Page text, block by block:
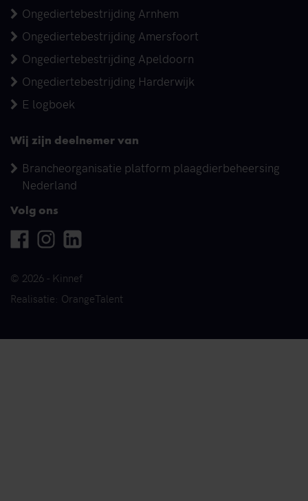
Ongediertebestrijding Arnhem
Ongediertebestrijding Amersfoort
Ongediertebestrijding Apeldoorn
Ongediertebestrijding Harderwijk
E logboek
Wij zijn deelnemer van
Brancheorganisatie platform plaagdierbeheersing
Nederland
Volg ons
Facebook
InstagramLinkedin
© 2026 - Kinnef
Realisatie: OrangeTalent